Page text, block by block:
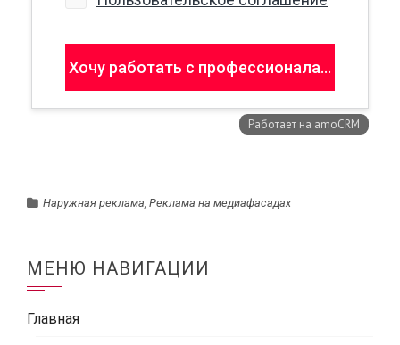
Наружная реклама, Реклама на медиафасадах
МЕНЮ НАВИГАЦИИ
Главная